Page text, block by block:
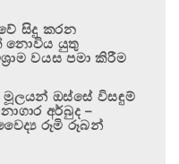
සිදු කරන
නොවිය යුතු
වයස පමා කිරීම
මූලයන් ඔස්සේ විසඳුම්
අර්බුද –
රූමි රූබන්